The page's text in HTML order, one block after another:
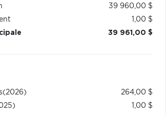
39 960,00 $
1,00 $
39 961,00 $
(2026)
264,00 $
1,00 $